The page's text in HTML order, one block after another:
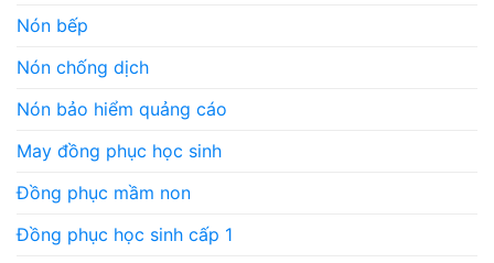
Nón bếp
Nón chống dịch
Nón bảo hiểm quảng cáo
May đồng phục học sinh
Đồng phục mầm non
Đồng phục học sinh cấp 1